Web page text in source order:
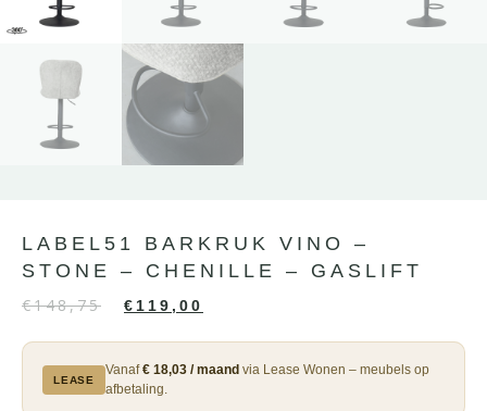
LABEL51 BARKRUK VINO –
STONE – CHENILLE – GASLIFT
€148,75 € 119,00
LEASE
Vanaf€ 18,03 / maand via Lease Wonen – meubels op
afbetaling.